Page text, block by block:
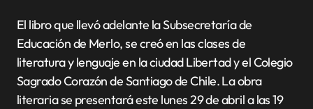
El libro que llevó adelante la Subsecretaría de
Educación de Merlo, se creó en las clases de
literatura y lenguaje en la ciudad Libertad y el Colegio
Sagrado Corazón de Santiago de Chile. La obra
literaria se presentará este lunes 29 de abril a las 19